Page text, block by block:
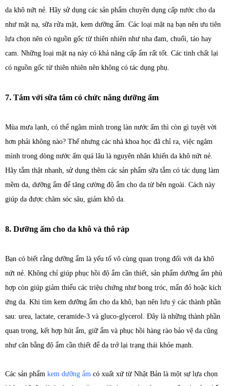
da khô nứt nẻ. Hãy sử dụng các sản phẩm chuyên dụng cấp nước cho da
như mặt nạ, sữa rửa mặt, kem dưỡng ẩm. Các loại mặt nạ bạn nên ưu tiên
lựa chọn nên có nguồn gốc từ thiên nhiên như nha đam, chuối, táo hay
cam. Những loại mặt nạ này có khả năng cấp ẩm rất tốt. Các tinh chất lại
có nguồn gốc từ thiên nhiên nên không có tác dụng phụ.
7. Tắm với sữa tắm có chức năng dưỡng ẩm
Mùa mưa lạnh, có thể ngâm mình trong làn nước ấm thì còn gì tuyệt vời
hơn phải không nào? Thế nhưng các nhà khoa học đã chỉ ra, việc ngâm
mình trong dòng nước ấm quá lâu là nguyên nhân khiến da khô nứt nẻ.
Hãy tắm thật nhanh, sử dụng thêm các sản phẩm sữa tắm có tác dụng làm
mềm da, dưỡng ẩm để tăng cường độ ẩm cho da từ bên ngoài. Cách này
giúp da được chăm sóc sâu, giảm khô da.
8. Dưỡng ẩm cho da khô và thô ráp
Bạn có biết rằng dưỡng ẩm là yếu tố vô cùng quan trọng đối với da khô
nứt nẻ. Không chỉ giúp phục hồi độ ẩm cần thiết, sản phẩm dưỡng ẩm phù
hợp còn giúp giảm thiểu các triệu chứng như bong tróc, mẩn đỏ hoặc kích
ứng da. Khi tìm kem dưỡng ẩm cho da khô, bạn nên lưu ý các thành phần
sau: urea, lactate, ceramide-3 và gluco-glycerol. Đây là những thành phần
quan trọng, kết hợp hút ẩm, giữ ẩm và phục hồi hàng rào bảo vệ da cũng
như cân bằng độ ẩm cần thiết để da trở lại trạng thái khỏe mạnh.
Các sản phẩm kem dưỡng ẩm có xuất xứ từ Nhật Bản là một sự lựa chọn